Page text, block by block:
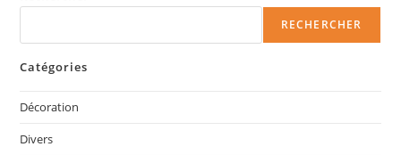
RECHERCHER
Catégories
Décoration
Divers